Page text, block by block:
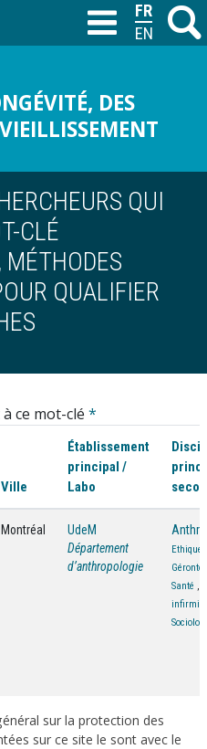
M
DES
T
QUI
CLÉ
QUALIFIER
ce mot-clé *
Ville
Établissement
principal /
Labo
Montréal
UdeM
Département
d’anthropologie
Ethique
Santé ,
sur la protection des
sur ce site le sont avec le
FRANÇAIS
ENGLISH